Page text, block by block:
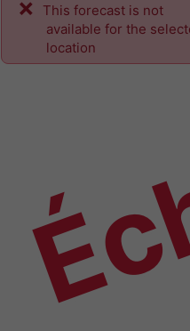
This forecast is not
available for the
location